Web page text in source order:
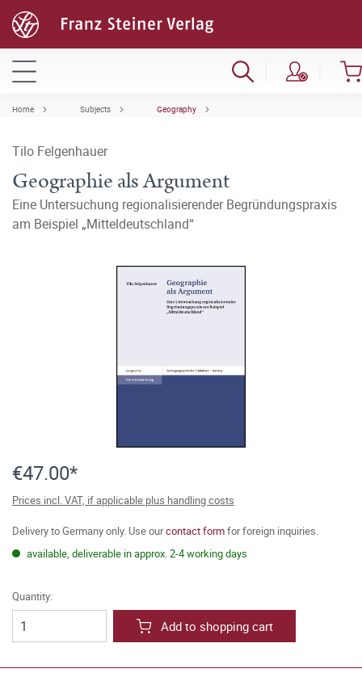
Home Subjects Geography
Tilo Felgenhauer
Geographie als Argument
Eine Untersuchung regionalisierender Begründungspraxis
am Beispiel „Mitteldeutschland“
€47.00*
Prices incl. VAT, if applicable plus handling costs
Delivery to Germany only. Use ourcontact formfor foreign inquiries.
available, deliverable in approx. 2-4 working days
Quantity:
Add to shopping cart